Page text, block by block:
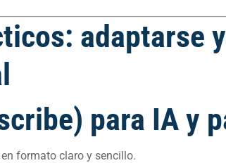
adaptarse
para IA y
formato claro y sencillo.